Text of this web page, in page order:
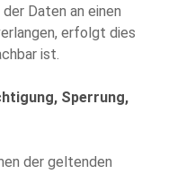
Daten an einen
erfolgt dies
ist.
Sperrung,
der geltenden